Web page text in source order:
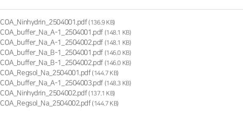
COA_Ninhydrin_2504001.pdf (136.9 KB)
COA_buffer_Na_A-1_2504001.pdf (148.1 KB)
COA_buffer_Na_A-1_2504002.pdf (148.1 KB)
COA_buffer_Na_B-1_2504001.pdf (146.0 KB)
COA_buffer_Na_B-1_2504002.pdf (146.0 KB)
COA_Regsol_Na_2504001.pdf (144.7 KB)
COA_buffer_Na_A-1_2504003.pdf (148.3 KB)
COA_Ninhydrin_2504002.pdf (137.1 KB)
COA_Regsol_Na_2504002.pdf (144.7 KB)